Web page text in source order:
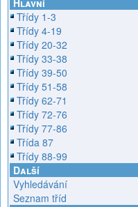
Hlavní
Třídy 1-3
Třídy 4-19
Třídy 20-32
Třídy 33-38
Třídy 39-50
Třídy 51-58
Třídy 62-71
Třídy 72-76
Třídy 77-86
Třída 87
Třídy 88-99
Další
Vyhledávání
Seznam tříd